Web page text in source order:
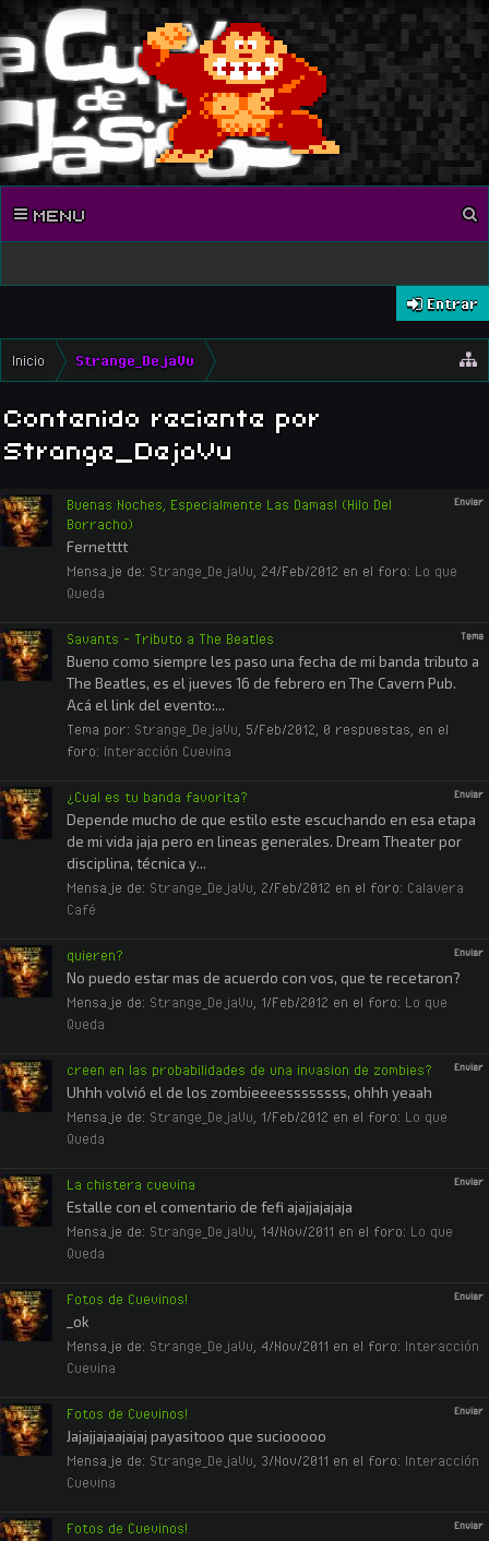
MENU
Entrar
Inicio Strange_DejaVu
Contenido reciente por
Strange_DejaVu
Enviar
Buenas Noches, Especialmente Las Damas! (Hilo Del
Borracho)
Fernetttt
Mensaje de: Strange_DejaVu 24/Feb/2012 en el foro: Lo que
Queda
Tema
Savants - Tributo a The Beatles
Bueno como siempre les paso una fecha de mi banda tributo a
The Beatles, es el jueves 16 de febrero en The Cavern Pub.
Acá el link del evento:...
Tema por: Strange_DejaVu 5/Feb/2012 , 0 respuestas, en el
foro: Interacción Cuevina
Enviar
¿Cual es tu banda favorita?
Depende mucho de que estilo este escuchando en esa etapa
de mi vida jaja pero en lineas generales. Dream Theater por
disciplina, técnica y...
Mensaje de: Strange_DejaVu 2/Feb/2012 en el foro: Calavera
Café
Enviar
quieren?
No puedo estar mas de acuerdo con vos, que te recetaron?
Mensaje de: Strange_DejaVu 1/Feb/2012 en el foro: Lo que
Queda
Enviar
creen en las probabilidades de una invasion de zombies?
Uhhh volvió el de los zombieeeessssssss, ohhh yeaah
Mensaje de: Strange_DejaVu 1/Feb/2012 en el foro: Lo que
Queda
Enviar
La chistera cuevina
Estalle con el comentario de fefi ajajjajajaja
Mensaje de: Strange_DejaVu 14/Nov/2011 en el foro: Lo que
Queda
Enviar
Fotos de Cuevinos!
_ok
Mensaje de: Strange_DejaVu 4/Nov/2011 en el foro: Interacción
Cuevina
Enviar
Fotos de Cuevinos!
Jajajjajaajajaj payasitooo que suciooooo
Mensaje de: Strange_DejaVu 3/Nov/2011 en el foro: Interacción
Cuevina
Enviar
Fotos de Cuevinos!